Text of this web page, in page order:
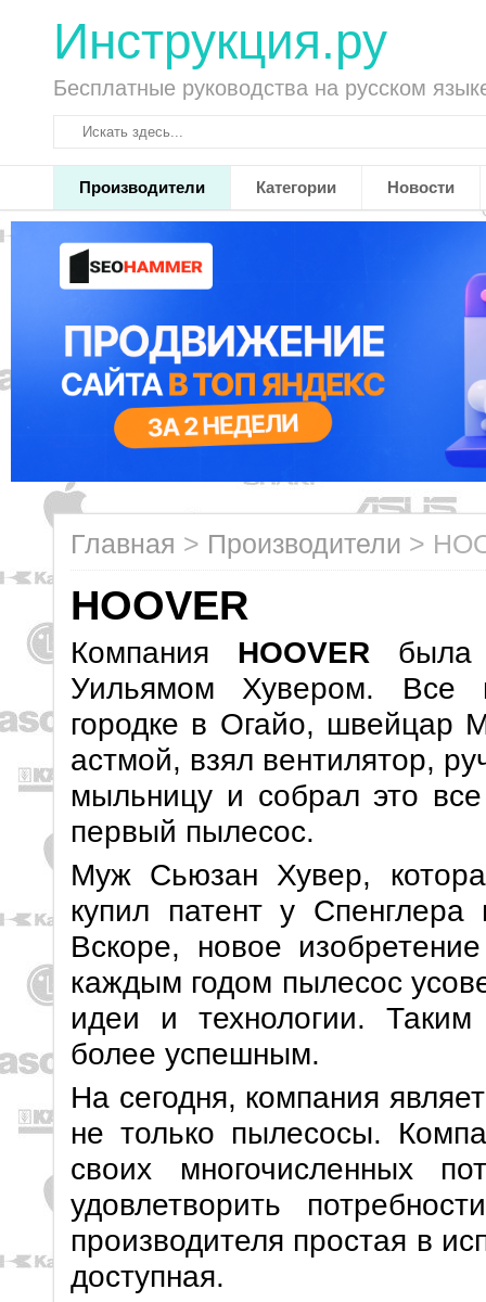
Инструкция.ру
Бесплатные руководства на русском
Производители Категории Новости
Главная > Производители >
HOOVER
Компания HOOVER была
Уильямом Хувером. Все
городке в Огайо, швейцар
астмой, взял вентилятор,
мыльницу и собрал это
первый пылесос.
Муж Сьюзан Хувер,
купил патент у
Вскоре, новое
каждым годом пылесос
идеи и технологии.
более успешным.
На сегодня, компания
не только пылесосы.
своих многочисленных
удовлетворить
производителя простая в
доступная.